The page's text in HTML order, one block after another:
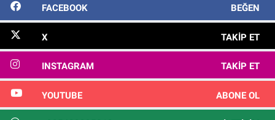
FACEBOOK BEĞEN
X TAKIP ET
INSTAGRAM TAKIP ET
YOUTUBE ABONE OL